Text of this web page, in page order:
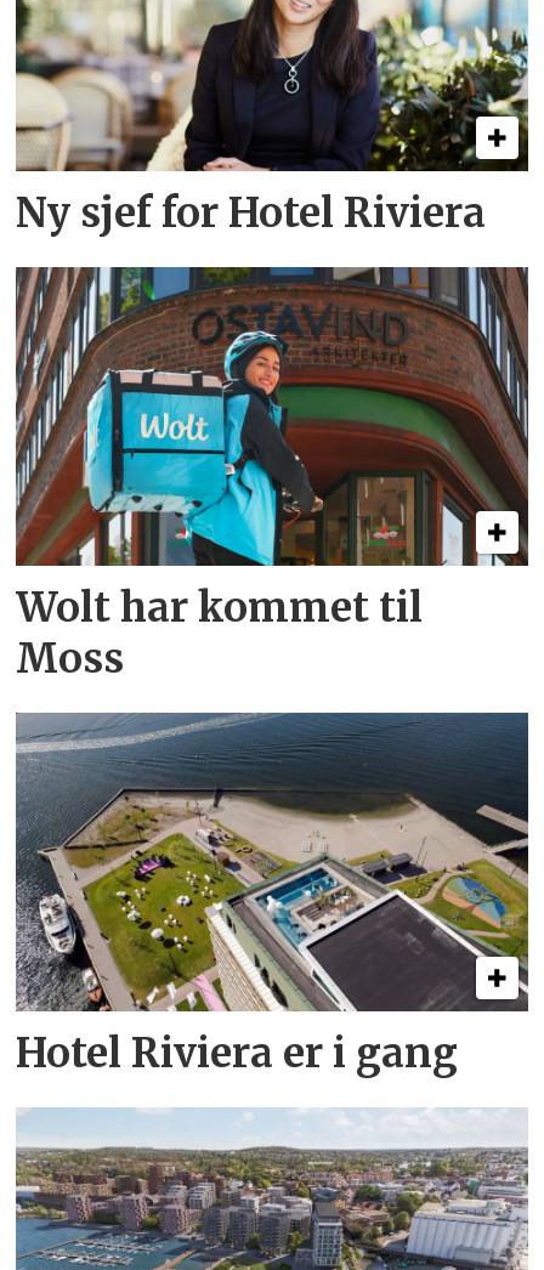
Ny sjef for Hotel Riviera
Wolt har kommet til
Moss
Hotel Riviera er i gang